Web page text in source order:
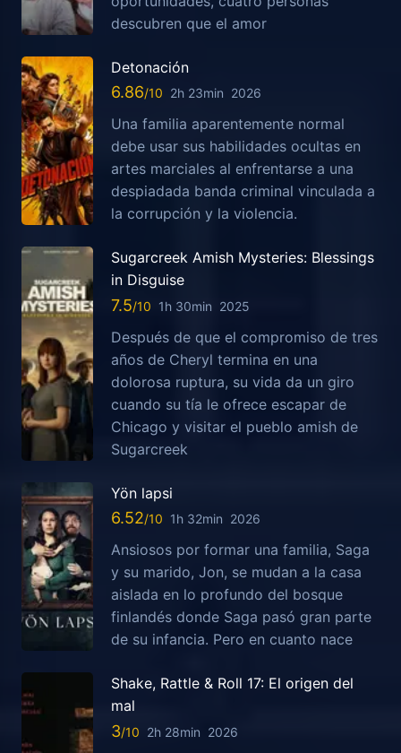
descubren que el amor
Detonación
6.86 2h 23min 2026
Una familia aparentemente normal
debe usar sus habilidades ocultas en
artes marciales al enfrentarse a una
despiadada banda criminal vinculada a
la corrupción y la violencia.
Sugarcreek Amish Mysteries: Blessings
in Disguise
7.5 1h 30min 2025
Después de que el compromiso de tres
años de Cheryl termina en una
dolorosa ruptura, su vida da un giro
cuando su tía le ofrece escapar de
Chicago y visitar el pueblo amish de
Sugarcreek
Yön lapsi
6.52 1h 32min 2026
Ansiosos por formar una familia, Saga
y su marido, Jon, se mudan a la casa
aislada en lo profundo del bosque
finlandés donde Saga pasó gran parte
de su infancia. Pero en cuanto nace
Shake, Rattle & Roll 17: El origen del
mal
3 2h 28min 2026